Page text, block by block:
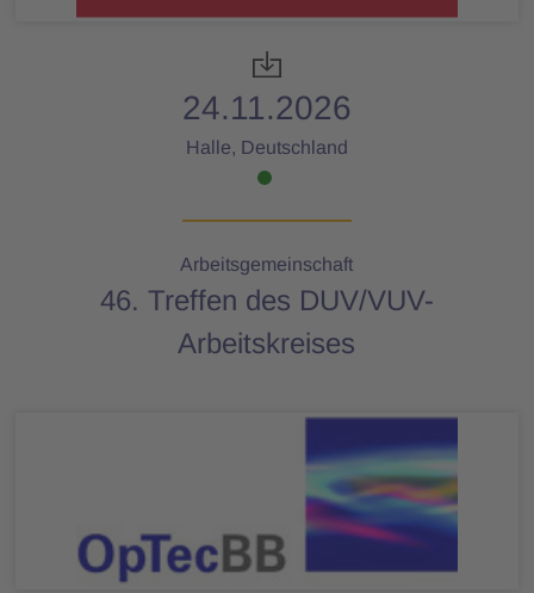
24.11.2026
Halle, Deutschland
Arbeitsgemeinschaft
46. Treffen des DUV/VUV-
Arbeitskreises